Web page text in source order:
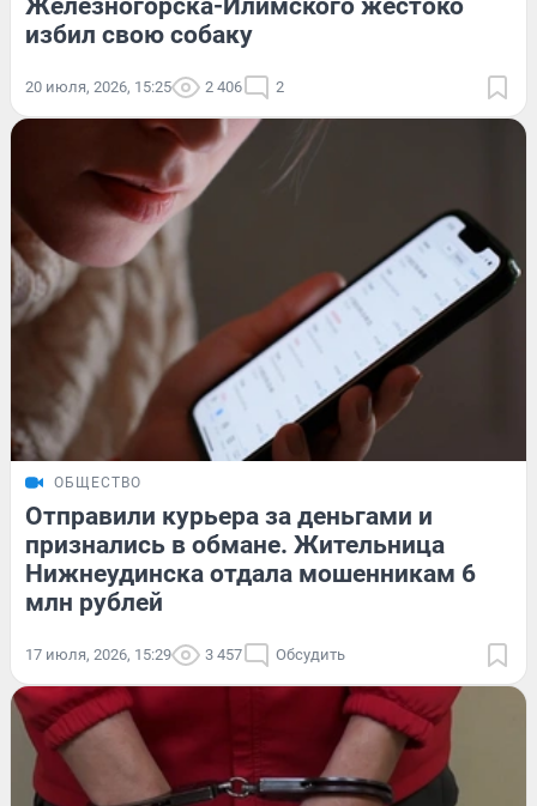
избил свою собаку
20 июля, 2026, 15:25 2 406 2
ОБЩЕСТВО
Отправили курьера за деньгами и
признались в обмане. Жительница
Нижнеудинска отдала мошенникам 6
млн рублей
17 июля, 2026, 15:29 3 457 Обсудить